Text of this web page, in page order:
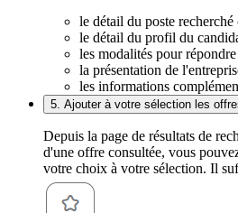
le détail du poste
le détail du profil du
les modalités pour
la présentation de
les informations
5. Ajouter à votre sélection les
Depuis la page de résultats de
d'une offre consultée, vous
votre choix à votre sélection. Il